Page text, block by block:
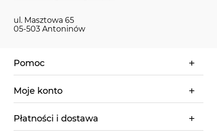
ul. Masztowa 65
05-503 Antoninów
Pomoc
Moje konto
Płatności i dostawa